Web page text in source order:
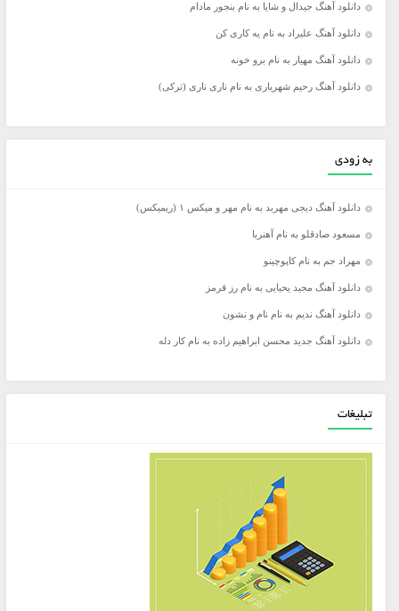
دانلود آهنگ جیدال و شایا به نام بنجور مادام
دانلود آهنگ علیراد به نام یه کاری کن
دانلود آهنگ مهیار به نام برو خونه
دانلود آهنگ رحیم شهریاری به نام ناری ناری (ترکی)
به زودی
دانلود آهنگ دیجی مهربد به نام مهر و میکس ۱ (ریمیکس)
مسعود صادقلو به نام آهنربا
مهراد جم به نام کاپوچینو
دانلود آهنگ مجید یحیایی به نام رز قرمز
دانلود آهنگ ندیم به نام نام و نشون
دانلود آهنگ جدید محسن ابراهیم زاده به نام کار دله
تبلیغات